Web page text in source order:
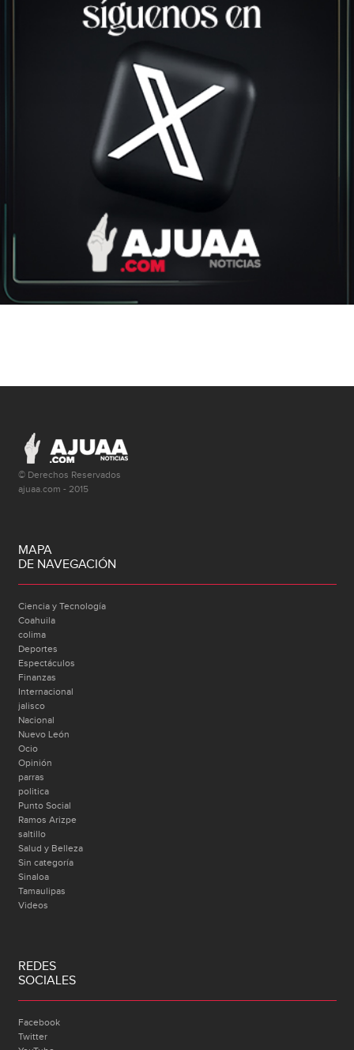
© Derechos Reservados
ajuaa.com - 2015
MAPA
DE NAVEGACIÓN
Ciencia y Tecnología
Coahuila
colima
Deportes
Espectáculos
Finanzas
Internacional
jalisco
Nacional
Nuevo León
Ocio
Opinión
parras
politica
Punto Social
Ramos Arizpe
saltillo
Salud y Belleza
Sin categoría
Sinaloa
Tamaulipas
Videos
REDES
SOCIALES
Facebook
Twitter